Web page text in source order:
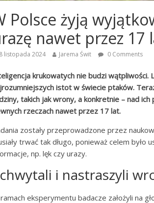
Polsce żyją
nawet przez 17
8 listopada 2024 Jarema Świt 0 Comments
krukowatych nie budzi
istot w świecie ptaków.
takich jak wrony, a konkretnie – nad
rzeczach nawet przez 17 lat.
zostały przeprowadzone przez
trwać tak długo, ponieważ celem było
np. lęk czy urazy.
i nastraszyli
eksperymentu badacze założyli na